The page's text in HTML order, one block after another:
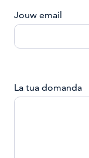
La tua domanda
Jouw email